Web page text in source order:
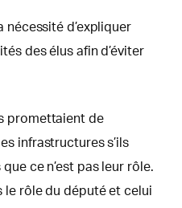
nécessité d’expliquer
des élus afin d’éviter
promettaient de
infrastructures s’ils
ce n’est pas leur rôle.
le rôle du député et celui